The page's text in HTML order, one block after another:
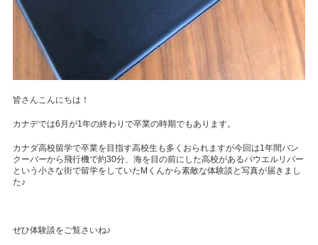
皆さんこんにちは！
カナデでは6月が1年の終わりで卒業の時期でもあります。
カナダ高校留学で卒業を目指す高校生も多くおられますが今回は1年間バン
クーバーから飛行機で約30分、海を目の前にした高校があるパウエルリバー
という小さな街で留学をしていたMくんから素敵な体験談と写真が届きまし
た♪
ぜひ体験談をご覧さいね♪